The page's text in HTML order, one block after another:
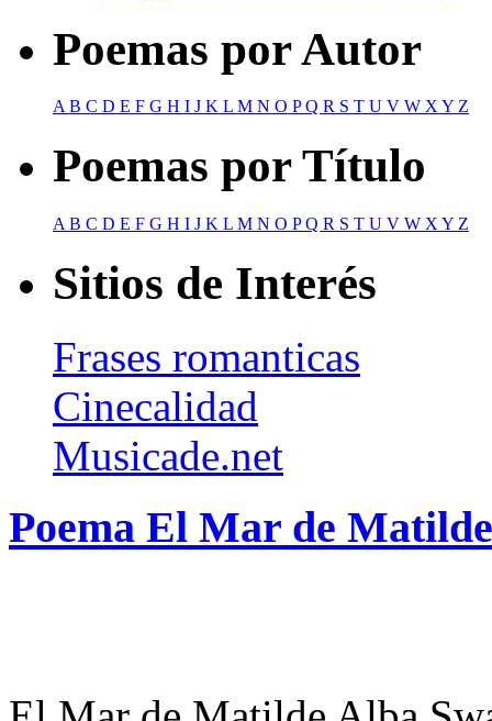
Poemas por Autor
AB C D E F G H I J K L M N O PQ R S T U V W XY Z
Poemas por Título
A B C D E F G H I J K L M N O PQ R S T U V W X Y Z
Sitios de Interés
Frases romanticas
Cinecalidad
Musicade.net
Poema El Mar de